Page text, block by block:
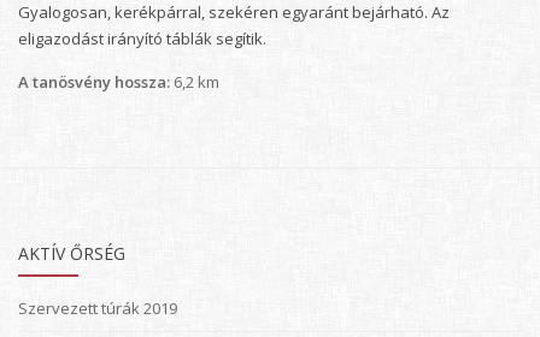
Gyalogosan, kerékpárral, szekéren egyaránt bejárható. Az
eligazodást irányító táblák segítik.
A tanösvény hossza:6,2 km
AKTÍV ŐRSÉG
Szervezett túrák 2019